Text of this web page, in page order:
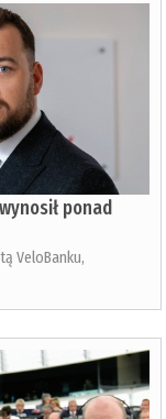
ponad
VeloBanku,